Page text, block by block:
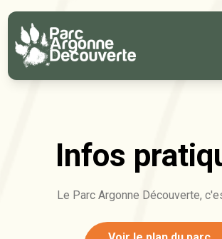
Infos
Le Parc Argonne Découverte,